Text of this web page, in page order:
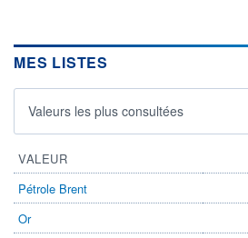
MES LISTES
Valeurs les plus consultées
VALEUR
Pétrole Brent
Or